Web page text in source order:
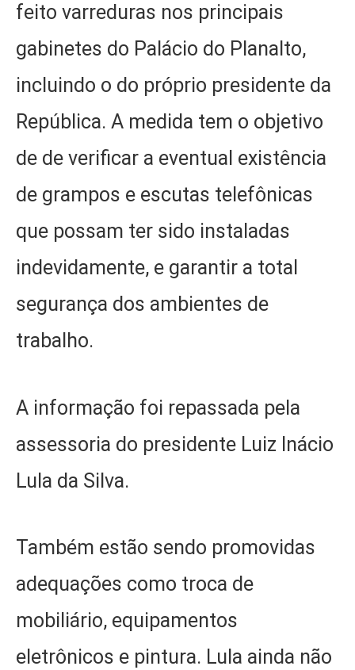
feito varreduras nos principais
gabinetes do Palácio do Planalto,
incluindo o do próprio presidente da
República. A medida tem o objetivo
de de verificar a eventual existência
de grampos e escutas telefônicas
que possam ter sido instaladas
indevidamente, e garantir a total
segurança dos ambientes de
trabalho.
A informação foi repassada pela
assessoria do presidente Luiz Inácio
Lula da Silva.
Também estão sendo promovidas
adequações como troca de
mobiliário, equipamentos
eletrônicos e pintura. Lula ainda não